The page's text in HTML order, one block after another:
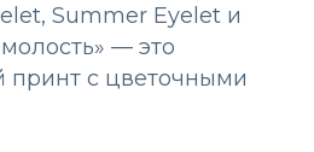
Summer Eyelet и
— это
принт с цветочными